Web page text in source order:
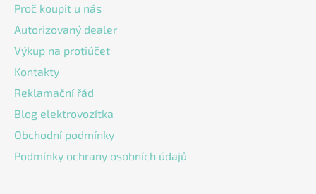
Proč koupit u nás
Autorizovaný dealer
Výkup na protiúčet
Kontakty
Reklamační řád
Blog elektrovozítka
Obchodní podmínky
Podmínky ochrany osobních údajů